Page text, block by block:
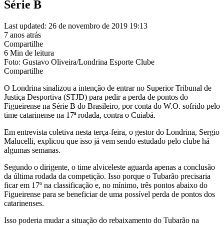
Podcast
Série B
Last updated: 26 de novembro de 2019 19:13
7 anos atrás
Compartilhe
6 Min de leitura
Foto: Gustavo Oliveira/Londrina Esporte Clube
Compartilhe
O Londrina sinalizou a intenção de entrar no Superior Tribunal de
Justiça Desportiva (STJD) para pedir a perda de pontos do
Figueirense na Série B do Brasileiro, por conta do W.O. sofrido pelo
time catarinense na 17ª rodada, contra o Cuiabá.
Em entrevista coletiva nesta terça-feira, o gestor do Londrina, Sergio
Malucelli, explicou que isso já vem sendo estudado pelo clube há
algumas semanas.
Segundo o dirigente, o time alviceleste aguarda apenas a conclusão
da última rodada da competição. Isso porque o Tubarão precisaria
ficar em 17º na classificação e, no mínimo, três pontos abaixo do
Figueirense para se beneficiar de uma possível perda de pontos dos
catarinenses.
Isso poderia mudar a situação do rebaixamento do Tubarão na